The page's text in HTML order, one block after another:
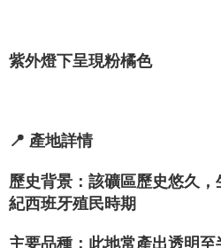
紫外燈下呈現粉橘色
📍 產地詳情
歷史背景：該礦區歷史悠久
紀西班牙殖民時期
主要品種：此地常產出透明